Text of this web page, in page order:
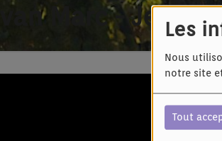
Les
Nous
notre site
Tout
Yvan Marc - Je